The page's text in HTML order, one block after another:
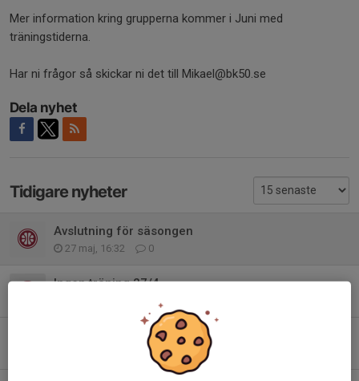
Mer information kring grupperna kommer i Juni med
träningstiderna.
Har ni frågor så skickar ni det till Mikael@bk50.se
Dela nyhet
Tidigare nyheter
Avslutning för säsongen
27 maj, 16:32 0
Ingen träning 27/4
Ingen träning 30/4
0